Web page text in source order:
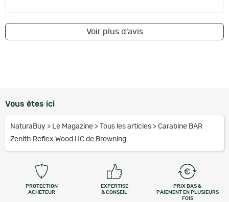
Voir plus d'avis
Vous êtes ici
NaturaBuy > Le Magazine > Tous les articles > Carabine BAR
Zenith Reflex Wood HC de Browning
PROTECTION
ACHETEUR
EXPERTISE
& CONSEIL
PRIX BAS &
PAIEMENT EN PLUSIEURS
FOIS